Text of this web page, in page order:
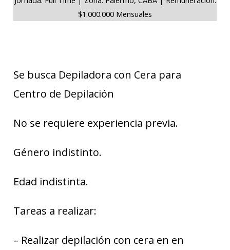
$1.000.000 Mensuales
Se busca Depiladora con Cera para
Centro de Depilación
No se requiere experiencia previa.
Género indistinto.
Edad indistinta.
Tareas a realizar:
– Realizar depilación con cera en en